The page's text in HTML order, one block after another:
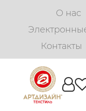
О нас
Контакты